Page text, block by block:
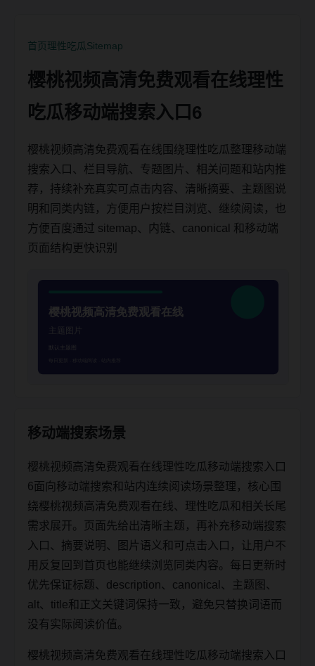
首页理性吃瓜Sitemap
樱桃视频高清免费观看在线理性
吃瓜移动端搜索入口6
樱桃视频高清免费观看在线围绕理性吃瓜整理移动端
搜索入口、栏目导航、专题图片、相关问题和站内推
荐，持续补充真实可点击内容、清晰摘要、主题图说
明和同类内链，方便用户按栏目浏览、继续阅读，也
方便百度通过 sitemap、内链、canonical 和移动端
页面结构更快识别
移动端搜索场景
樱桃视频高清免费观看在线理性吃瓜移动端搜索入口
6面向移动端搜索和站内连续阅读场景整理，核心围
绕樱桃视频高清免费观看在线、理性吃瓜和相关长尾
需求展开。页面先给出清晰主题，再补充移动端搜索
入口、摘要说明、图片语义和可点击入口，让用户不
用反复回到首页也能继续浏览同类内容。每日更新时
优先保证标题、description、canonical、主题图、
alt、title和正文关键词保持一致，避免只替换词语而
没有实际阅读价值。
樱桃视频高清免费观看在线理性吃瓜移动端搜索入口